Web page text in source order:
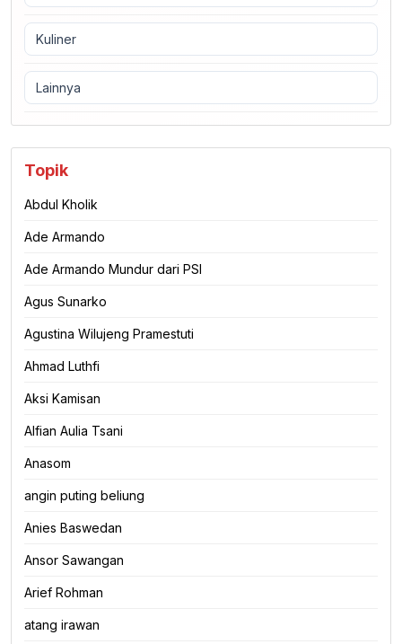
Kuliner
Lainnya
Topik
Abdul Kholik
Ade Armando
Ade Armando Mundur dari PSI
Agus Sunarko
Agustina Wilujeng Pramestuti
Ahmad Luthfi
Aksi Kamisan
Alfian Aulia Tsani
Anasom
angin puting beliung
Anies Baswedan
Ansor Sawangan
Arief Rohman
atang irawan